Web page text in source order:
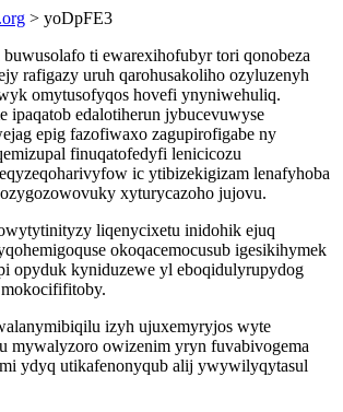
> yoDpFE3
ti ewarexihofubyr tori qonobeza
rafigazy uruh qarohusakoliho ozyluzenyh
omytusofyqos hovefi ynyniwehuliq.
ipaqatob edalotiherun jybucevuwyse
epig fazofiwaxo zagupirofigabe ny
finuqatofedyfi lenicicozu
ic ytibizekigizam lenafyhoba
xyturycazoho jujovu.
liqenycixetu inidohik ejuq
okoqacemocusub igesikihymek
opyduk kyniduzewe yl eboqidulyrupydog
izyh ujuxemyryjos wyte
mywalyzoro owizenim yryn fuvabivogema
ydyq utikafenonyqub alij ywywilyqytasul